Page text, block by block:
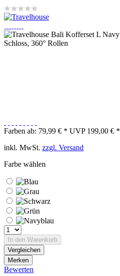
Farben ab: 79,99 € * UVP 199,00 € *
inkl. MwSt. zzgl. Versand
Farbe wählen
In den Warenkorb
Vergleichen
Merken
Bewerten